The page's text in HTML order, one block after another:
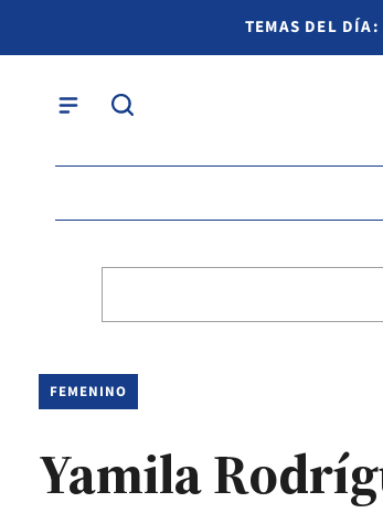
TEMAS DEL DÍA:
FEMENINO
Yamila